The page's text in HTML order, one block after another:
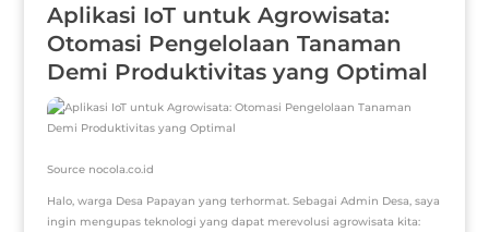
Aplikasi IoT untuk Agrowisata:
Otomasi Pengelolaan Tanaman
Demi Produktivitas yang Optimal
Source nocola.co.id
Halo, warga Desa Papayan yang terhormat. Sebagai Admin Desa, saya
ingin mengupas teknologi yang dapat merevolusi agrowisata kita: